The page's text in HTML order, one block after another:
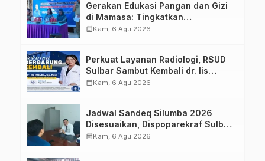
Gerakan Edukasi Pangan dan Gizi
di Mamasa: Tingkatkan
Pengetahuan dan Keterampilan
calendar_monthKam, 6 Agu 2026
Perkuat Layanan Radiologi, RSUD
Sulbar Sambut Kembali dr. Iis
Imelda, Sp.Rad
calendar_monthKam, 6 Agu 2026
Jadwal Sandeq Silumba 2026
Disesuaikan, Dispoparekraf Sulbar
Pastikan Persiapan Tetap
calendar_monthKam, 6 Agu 2026